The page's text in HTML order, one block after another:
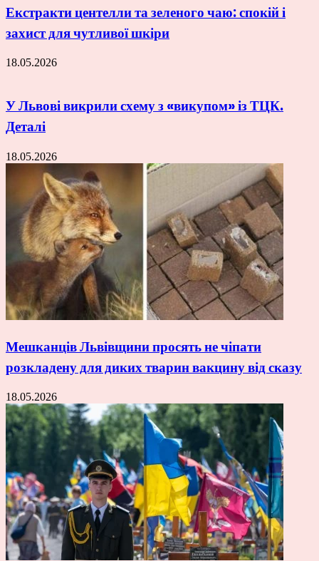
Екстракти центелли та зеленого чаю: спокій і
захист для чутливої шкіри
18.05.2026
У Львові викрили схему з «викупом» із ТЦК.
Деталі
18.05.2026
Мешканців Львівщини просять не чіпати
розкладену для диких тварин вакцину від сказу
18.05.2026